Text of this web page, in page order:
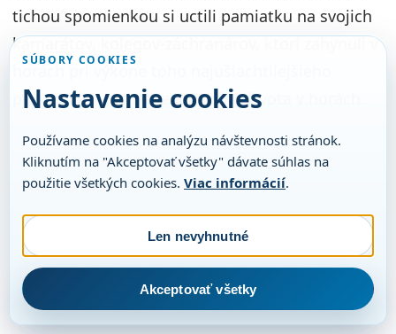
tichou spomienkou si uctili pamiatku na svojich
kamarátov, kolegov-záchranárov, ktorí zahynuli v
horách pri výkone toho najušlachtilejšieho
povolania – záchrane ľudského života v horách.
SÚBORY COOKIES
Nastavenie cookies
Používame cookies na analýzu návštevnosti stránok.
Kliknutím na "Akceptovať všetky" dávate súhlas na
použitie všetkých cookies. Viac informácií.
Len nevyhnutné
Akceptovať všetky